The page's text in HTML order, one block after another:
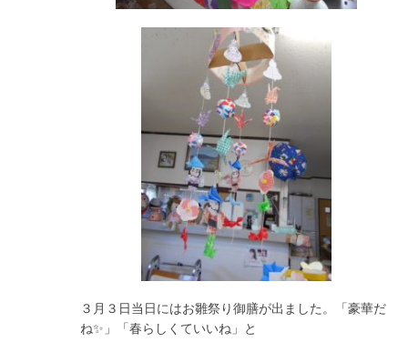
３月３日当日にはお雛祭り御膳が出ました。「豪華だ
ね✨」「春らしくていいね」と